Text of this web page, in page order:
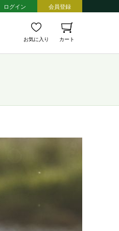
ログイン 会員登録
お気に入り カート